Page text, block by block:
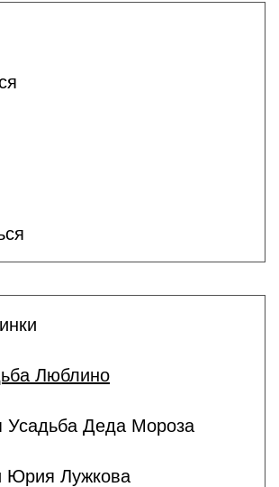
Люблино
Усадьба Деда Мороза
Юрия Лужкова